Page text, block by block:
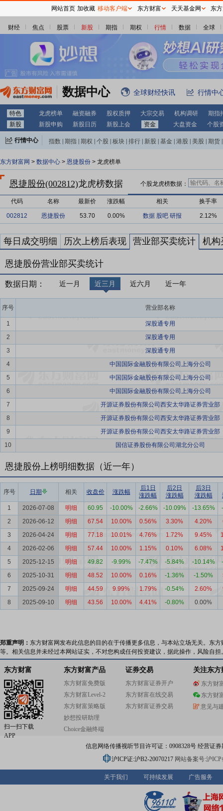
财经 焦点 股票 新股 期指 期权 行情 数据 全球
数据中心 全球财经快讯 行情中
特色 龙虎榜单 融资融券 股权质押 大宗交易 机构调研
期指
新股
新股申购 新股日历 新股上会 资金 大盘资金 个股
行情中心 指数 期指 期权 个股 板块 排行 新股 基金 港股 美股 期货
东方财富网 > 数据中心 > 恩捷股份 > 龙虎榜单
恩捷股份(002812)龙虎榜数据 个股龙虎榜数据：
代码 名称 最新价 涨跌幅 相关 换手率
002812 恩捷股份 53.70 0.00% 数据 股吧 研报 2.12%
每日成交明细 历次上榜后表现 营业部买卖统计 机构
恩捷股份营业部买卖统计
数据日期： 近一月 近三月 近六月 近一年
序号 营业部名称
1
深股通专用
2
深股通专用
3
深股通专用
4
中国国际金融股份有限公司上海分公司
5
中国国际金融股份有限公司上海分公司
6
中国国际金融股份有限公司上海分公司
7
开源证券股份有限公司西安太华路证券营业部
8
开源证券股份有限公司西安太华路证券营业部
9
开源证券股份有限公司西安太华路证券营业部
10
国信证券股份有限公司湖北分公司
恩捷股份上榜明细数据（近一年）
序号 日期 相关 收盘价 涨跌幅
后1日
涨跌幅
后2日
涨跌幅
后3日
涨跌幅
1
2026-07-08 明细 60.95 -10.00% -2.66% -10.09% -13.65%
2
2026-06-12 明细 67.54 10.00% 0.56% 3.30% 4.20%
3
2026-04-24 明细 77.18 10.01% 4.76% 1.72% 9.45%
4
2026-02-06 明细 57.44 10.00% 1.15% 0.10% 6.08%
5
2025-12-15 明细 49.82 -9.99% -7.47% -5.84% -10.14%
6
2025-10-31 明细 48.52 10.00% 0.16% -1.36% -1.50%
7
2025-09-24 明细 44.59 9.99% 1.79% -0.54% 2.60%
8
2025-09-10 明细 43.56 10.00% 4.41% -0.80% 0.00%
郑重声明： 东方财富网发布此信息的目的在于传播更多信息，与本站立场无关。东
等。相关信息并未经过本网站证实，不对您构成任何投资建议，据此操作，风险自担
网站首页 加收藏 移动客户端 东方财富 天天基金网 东